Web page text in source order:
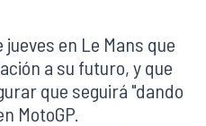
en Le Mans que
a su futuro, y que
que seguirá "dando
MotoGP.